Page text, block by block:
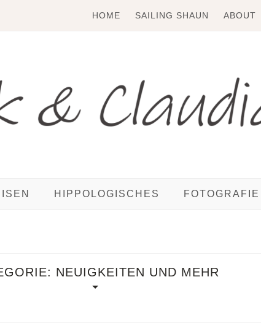
HOME SAILING SHAUN ABOUT
HIPPOLOGISCHES FOTOGRAFIE
NEUIGKEITEN UND MEHR